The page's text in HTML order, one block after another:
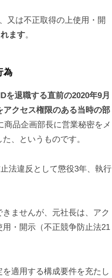
又は不正取得の上使用・開
ます。
為
を退職する直前の2020年9月
クセス権限のある当時の部
商品企画部長に営業秘密をメ
、というものです。
法違反として懲役3年、執行
ませんが、元社長は、アク
・開示（不正競争防止法21
適用する構成要件を充たし